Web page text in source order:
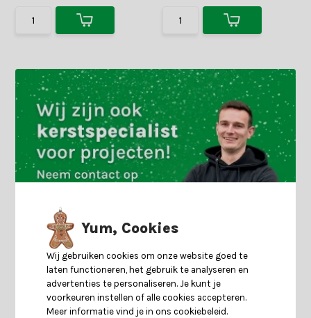
Neem contact op
Yum, Cookies
Wij gebruiken cookies om onze website goed te
laten functioneren, het gebruik te analyseren en
advertenties te personaliseren. Je kunt je
voorkeuren instellen of alle cookies accepteren.
Meer informatie vind je in ons cookiebeleid.